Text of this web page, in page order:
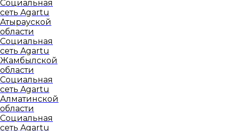
Социальная
сеть Agartu
Атырауской
области
Социальная
сеть Agartu
Жамбылской
области
Социальная
сеть Agartu
Алматинской
области
Социальная
сеть Agartu